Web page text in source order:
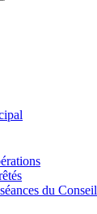
du Conseil